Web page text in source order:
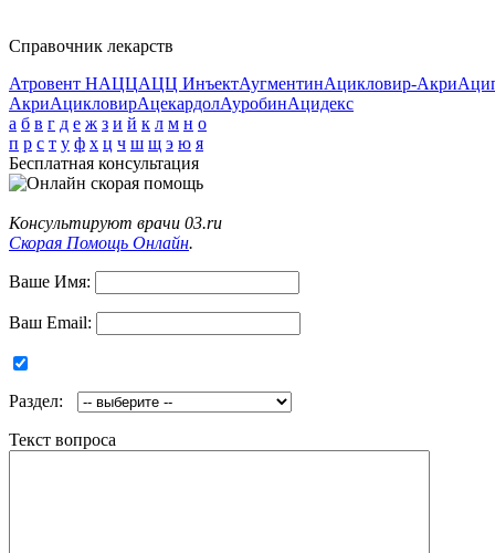
Справочник лекарств
Атровент НАЦЦАЦЦ ИнъектАугментинАцикловир-Акри
АкриАцикловирАцекардолАуробинАцидекс
а б в г д е ж з и й к л м н о
п р с т у ф х ц ч ш щ э ю я
Бесплатная консультация
Консультируют врачи 03.ru
Скорая Помощь Онлайн.
Ваше Имя:
Ваш Email:
Раздел:
Текст вопроса